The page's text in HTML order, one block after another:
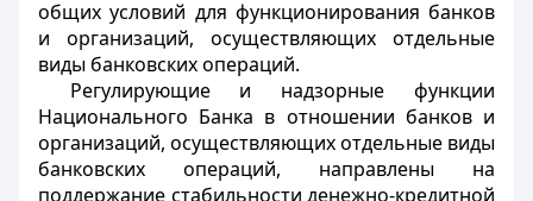
общих условий для функционирования банков
и организаций, осуществляющих отдельные
виды банковских операций.
Регулирующие и надзорные функции
Национального Банка в отношении банков и
организаций, осуществляющих отдельные виды
банковских операций, направлены на
поддержание стабильности денежно-кредитной